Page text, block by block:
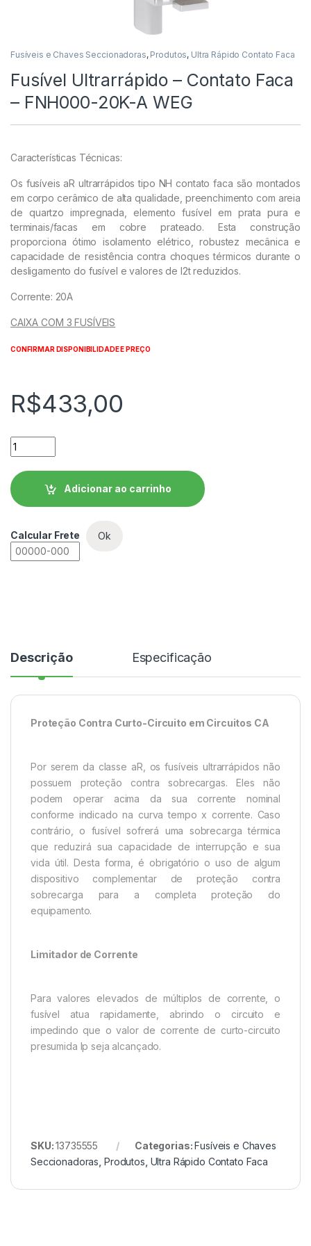
Fusíveis e Chaves Seccionadoras, Produtos, Ultra Rápido Contato Faca
Fusível Ultrarrápido – Contato Faca
– FNH000-20K-A WEG
Características Técnicas:
Os fusíveis aR ultrarrápidos tipo NH contato faca são montados
em corpo cerâmico de alta qualidade, preenchimento com areia
de quartzo impregnada, elemento fusível em prata pura e
terminais/facas em cobre prateado. Esta construção
proporciona ótimo isolamento elétrico, robustez mecânica e
capacidade de resistência contra choques térmicos durante o
desligamento do fusível e valores de I2t reduzidos.
Corrente: 20A
CAIXA COM 3 FUSÍVEIS
CONFIRMAR DISPONIBILIDADE E PREÇO
R$433,00
Fusível Ultrarrápido - Contato Faca - FNH000-20K-A WEG
Adicionar ao carrinho
Calcular Frete Ok
Descrição Especificação
Proteção Contra Curto-Circuito em Circuitos CA
Por serem da classe aR, os fusíveis ultrarrápidos não
possuem proteção contra sobrecargas. Eles não
podem operar acima da sua corrente nominal
conforme indicado na curva tempo x corrente. Caso
contrário, o fusível sofrerá uma sobrecarga térmica
que reduzirá sua capacidade de interrupção e sua
vida útil. Desta forma, é obrigatório o uso de algum
dispositivo complementar de proteção contra
sobrecarga para a completa proteção do
equipamento.
Limitador de Corrente
Para valores elevados de múltiplos de corrente, o
fusível atua rapidamente, abrindo o circuito e
impedindo que o valor de corrente de curto-circuito
presumida Ip seja alcançado.
SKU:13735555 Categorias:Fusíveis e Chaves
Seccionadoras Produtos Ultra Rápido Contato Faca